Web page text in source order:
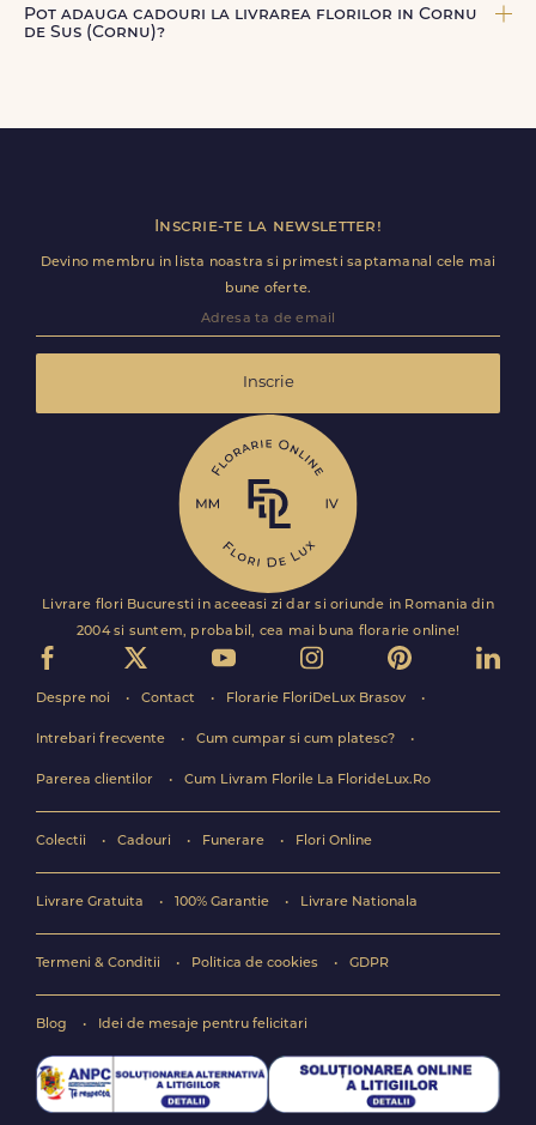
nostri dedicati sau ai optiunea de livrare la cutie, prin
firma de curierat, cu un cost mai avantajos si ambalare
Pot adauga cadouri la livrarea florilor in Cornu
de Sus (Cornu)?
premium direct in cosul de cumparaturi.
Inscrie-te la newsletter!
Devino membru in lista noastra si primesti saptamanal cele mai
bune oferte.
Inscrie
Livrare flori Bucuresti in aceeasi zi dar si oriunde in Romania din
2004 si suntem, probabil, cea mai buna florarie online!
Despre noi Contact Florarie FloriDeLux Brasov
Intrebari frecvente Cum cumpar si cum platesc?
Parerea clientilor Cum Livram Florile La FlorideLux.Ro
Colectii Cadouri Funerare Flori Online
Livrare Gratuita 100% Garantie Livrare Nationala
Termeni & Conditii Politica de cookies GDPR
Blog Idei de mesaje pentru felicitari